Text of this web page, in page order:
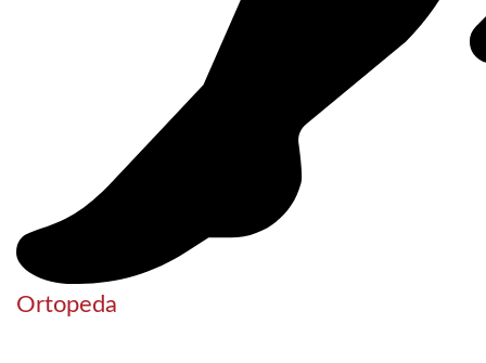
Ortopeda